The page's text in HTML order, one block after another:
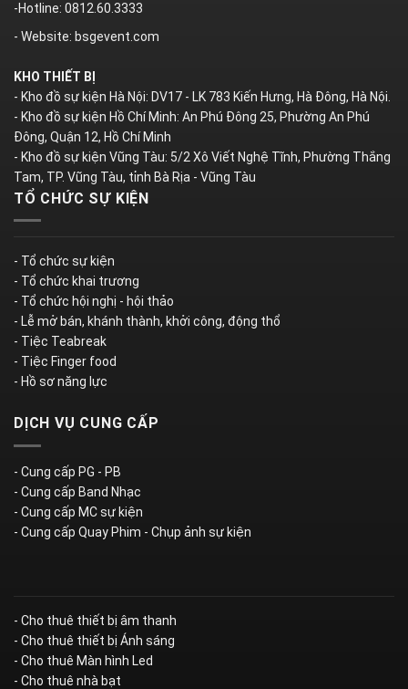
-Hotline: 0812.60.3333
- Website: bsgevent.com
KHO THIẾT BỊ
- Kho đồ sự kiện Hà Nội: DV17 - LK 783 Kiến Hưng, Hà Đông, Hà Nội.
- Kho đồ sự kiện Hồ Chí Minh: An Phú Đông 25, Phường An Phú
Đông, Quận 12, Hồ Chí Minh
- Kho đồ sự kiện Vũng Tàu: 5/2 Xô Viết Nghệ Tĩnh, Phường Thắng
Tam, TP. Vũng Tàu, tỉnh Bà Rịa - Vũng Tàu
TỔ CHỨC SỰ KIỆN
- Tổ chức sự kiện
- Tổ chức khai trương
- Tổ chức hội nghị - hội thảo
- Lễ mở bán, khánh thành, khởi công, động thổ
- Tiệc Teabreak
- Tiệc Finger food
- Hồ sơ năng lực
DỊCH VỤ CUNG CẤP
- Cung cấp PG - PB
- Cung cấp Band Nhạc
- Cung cấp MC sự kiện
- Cung cấp Quay Phim - Chụp ảnh sự kiện
- Cho thuê thiết bị âm thanh
- Cho thuê thiết bị Ánh sáng
- Cho thuê Màn hình Led
- Cho thuê nhà bạt